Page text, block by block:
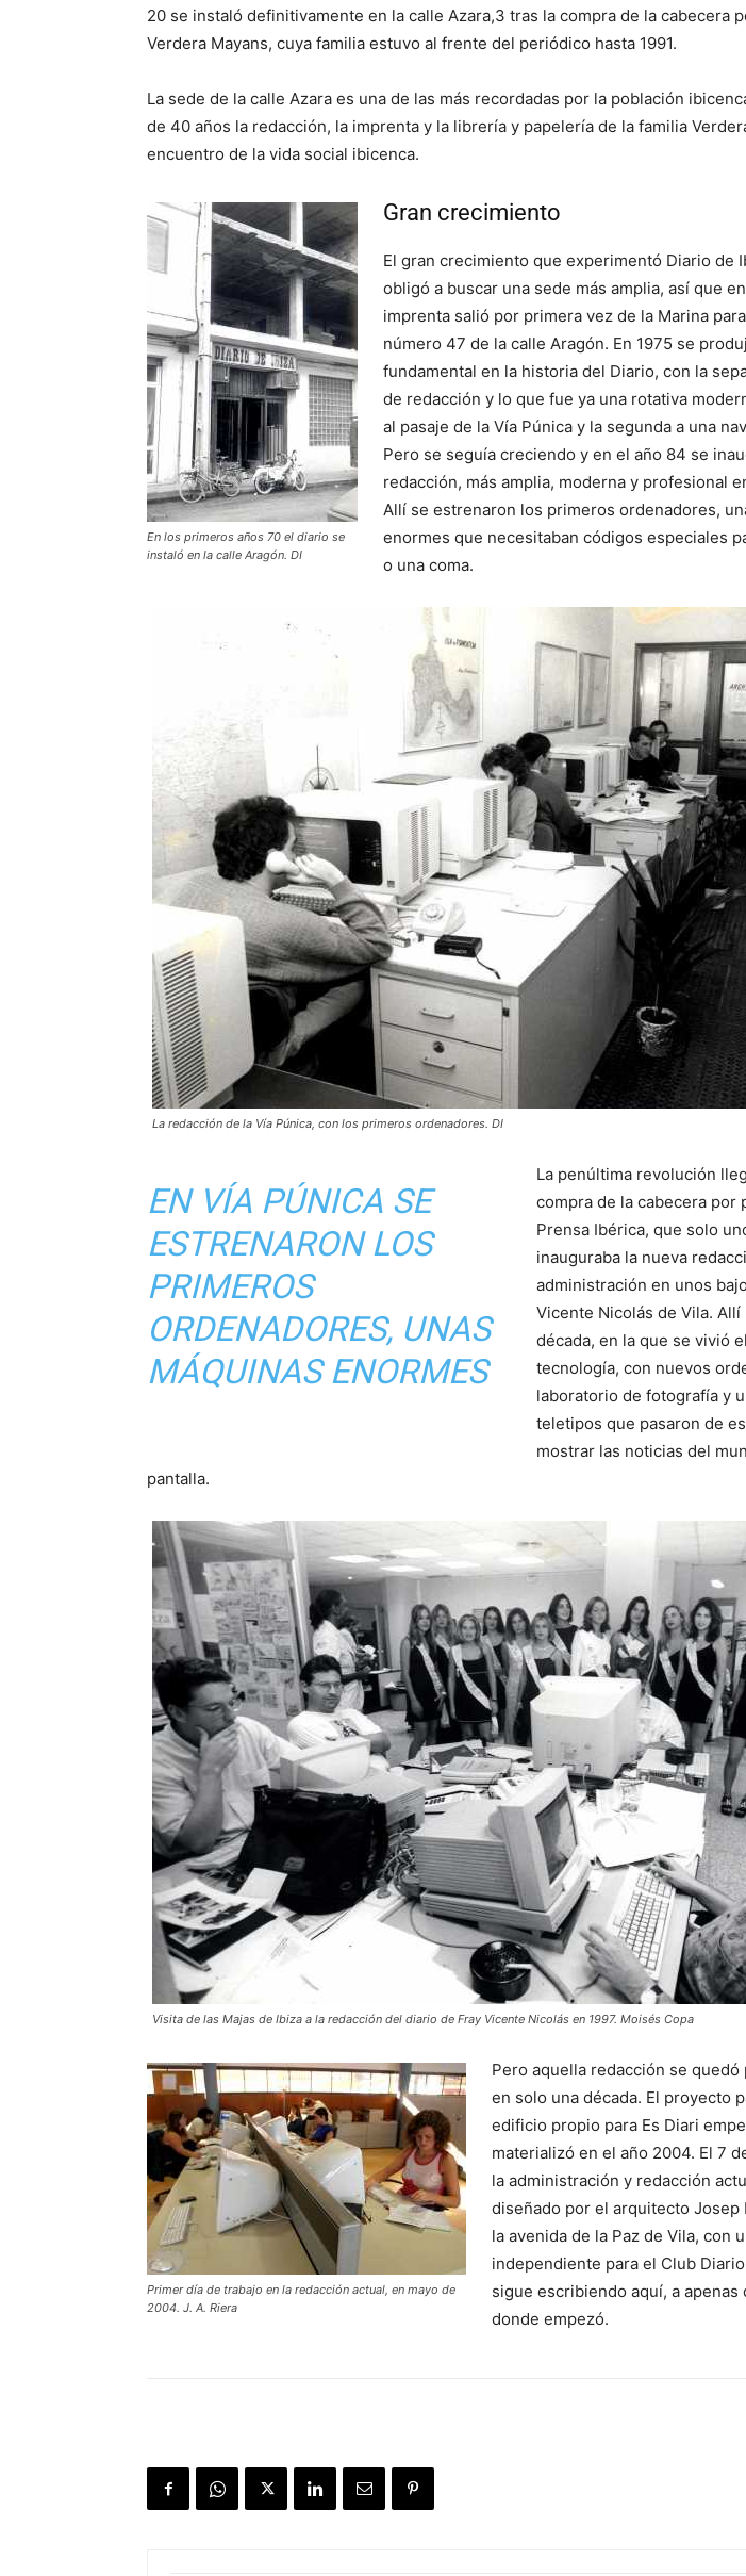
20 se instaló definitivamente en la calle Azara,3 tras la compra de la cabecera
Verdera Mayans, cuya familia estuvo al frente del periódico hasta 1991.
La sede de la calle Azara es una de las más recordadas por la población
de 40 años la redacción, la imprenta y la librería y papelería de la familia
encuentro de la vida social ibicenca.
En los primeros años 70 el diario se
instaló en la calle Aragón. DI
Gran crecimiento
El gran crecimiento que experimentó Diario de
obligó a buscar una sede más amplia, así que
imprenta salió por primera vez de la Marina
número 47 de la calle Aragón. En 1975 se
fundamental en la historia del Diario, con la
de redacción y lo que fue ya una rotativa
al pasaje de la Vía Púnica y la segunda a una
Pero se seguía creciendo y en el año 84 se
redacción, más amplia, moderna y profesional
Allí se estrenaron los primeros ordenadores,
enormes que necesitaban códigos especiales
o una coma.
La redacción de la Vía Púnica, con los primeros ordenadores. DI
EN VÍA PÚNICA SE
ESTRENARON LOS
PRIMEROS
ORDENADORES, UNAS
MÁQUINAS ENORMES
La penúltima revolución
compra de la cabecera por
Prensa Ibérica, que solo
inauguraba la nueva
administración en unos
Vicente Nicolás de Vila. Allí
década, en la que se vivió
tecnología, con nuevos
laboratorio de fotografía y
teletipos que pasaron de
mostrar las noticias del
pantalla.
Visita de las Majas de Ibiza a la redacción del diario de Fray Vicente Nicolás en 1997. Moisés Copa
Primer día de trabajo en la redacción actual, en mayo de
2004. J. A. Riera
Pero aquella redacción se quedó
en solo una década. El proyecto
edificio propio para Es Diari
materializó en el año 2004. El 7
la administración y redacción
diseñado por el arquitecto Josep
la avenida de la Paz de Vila, con
independiente para el Club
sigue escribiendo aquí, a
donde empezó.